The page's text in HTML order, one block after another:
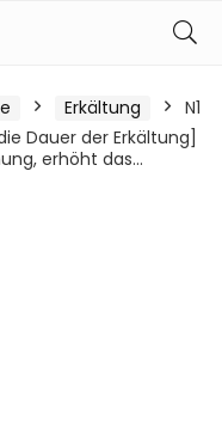
Erkältung
N1
Dauer der Erkältung]
erhöht das…